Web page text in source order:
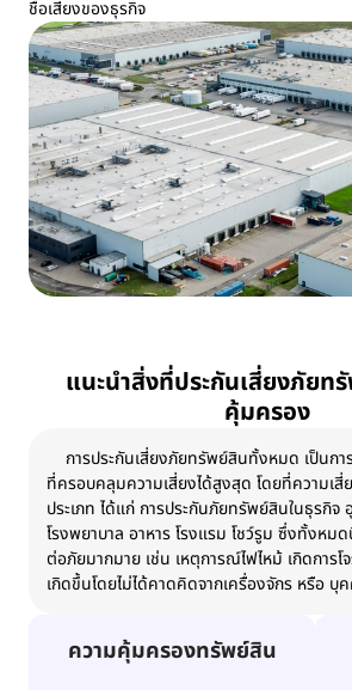
ชื่อเสียงของธุรกิจ
แนะนำสิ่งที่ประกันเสี่ยงภัยท
คุ้มครอง
การประกันเสี่ยงภัยทรัพย์สินทั้งหมด เป็นการประกันแบบแพ็กเกจ
ที่ครอบคลุมความเสี่ยงได้สูงสุด โดยที่ความเ
ประเภท ได้แก่ การประกันภัยทรัพย์สินในธุรกิจ
โรงพยาบาล อาหาร โรงแรม โชว์รูม ซึ่งทั้งหม
ต่อภัยมากมาย เช่น เหตุการณ์ไฟไหม้ เกิดการโ
เกิดขึ้นโดยไม่ได้คาดคิดจากเครื่องจักร หรือ บุ
ความคุ้มครองทรัพย์สิน